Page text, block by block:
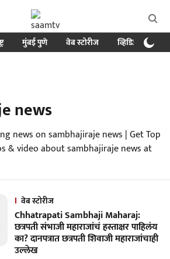
मुंबई पुणे वेब स्टोरीज व्हिडिओ
news
news on sambhajiraje news | Get Top
& video about sambhajiraje news at
वेब स्टोरीज
Chhatrapati Sambhaji Maharaj:
छत्रपती संभाजी महाराजांचं हस्ताक्षर पाहिलंय
का? दानपत्रात छत्रपती शिवाजी महाराजांचाही
उल्लेख